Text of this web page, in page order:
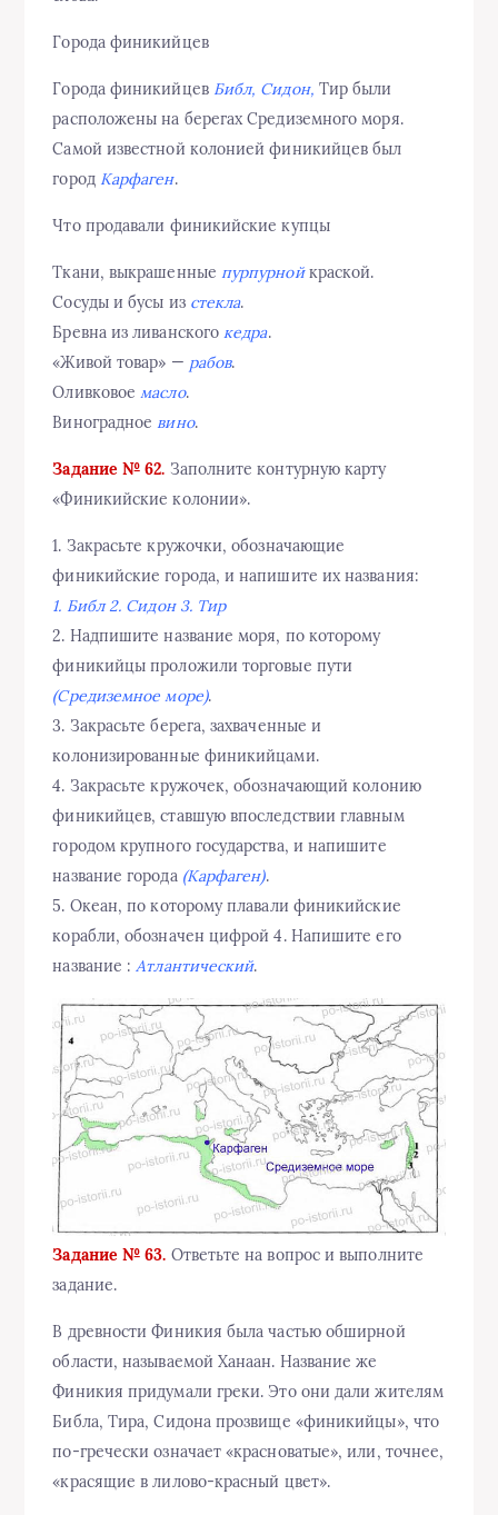
Города финикийцев
Города финикийцев Библ, Сидон, Тир были
расположены на берегах Средиземного моря.
Самой известной колонией финикийцев был
город Карфаген.
Что продавали финикийские купцы
Ткани, выкрашенные пурпурнойкраской.
Сосуды и бусы из стекла.
Бревна из ливанскогокедра.
«Живой товар» — рабов.
Оливковоемасло.
Виноградноевино.
Задание № 62. Заполните контурную карту
«Финикийские колонии».
1. Закрасьте кружочки, обозначающие
финикийские города, и напишите их названия:
1. Библ 2. Сидон 3. Тир
2. Надпишите название моря, по которому
финикийцы проложили торговые пути
(Средиземное море).
3. Закрасьте берега, захваченные и
колонизированные финикийцами.
4. Закрасьте кружочек, обозначающий колонию
финикийцев, ставшую впоследствии главным
городом крупного государства, и напишите
название города (Карфаген).
5. Океан, по которому плавали финикийские
корабли, обозначен цифрой 4. Напишите его
название :Атлантический.
Задание № 63. Ответьте на вопрос и выполните
задание.
В древности Финикия была частью обширной
области, называемой Ханаан. Название же
Финикия придумали греки. Это они дали жителям
Библа, Тира, Сидона прозвище «финикийцы», что
по-гречески означает «красноватые», или, точнее,
«красящие в лилово-красный цвет».